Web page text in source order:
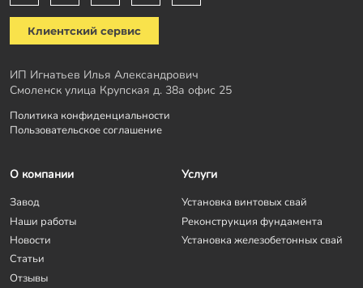
Клиентский сервис
ИП Игнатьев Илья Александрович
Смоленск улица Крупская д. 38а офис 25
Политика конфиденциальности
Пользовательское соглашение
О компании
Завод
Наши работы
Новости
Статьи
Отзывы
Услуги
Установка винтовых свай
Реконструкция фундамента
Установка железобетонных свай